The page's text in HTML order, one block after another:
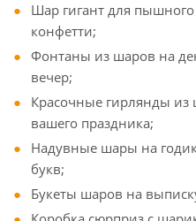
Шар гигант для
конфетти;
Фонтаны из шаров на
вечер;
Красочные гирлянды
вашего праздника;
Надувные шары на
букв;
Букеты шаров на